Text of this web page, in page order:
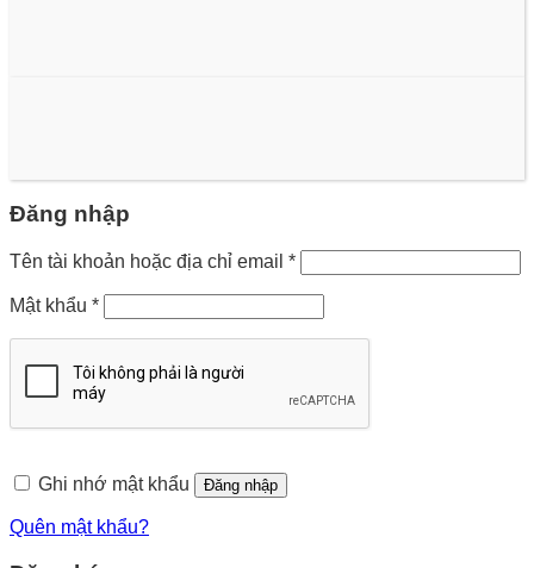
Đăng nhập
Tên tài khoản hoặc địa chỉ email *Bắt
buộc
Mật khẩu *Bắt
buộc
Ghi nhớ mật khẩu Đăng nhập
Quên mật khẩu?